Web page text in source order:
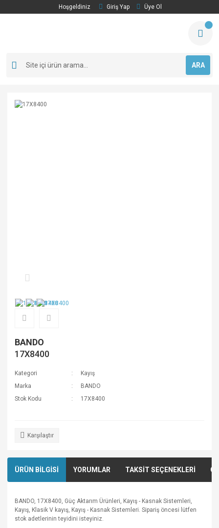
Hoşgeldiniz Giriş Yap Üye Ol
ARA
BANDO
17X8400
Kategori
Kayış
Marka
BANDO
Stok Kodu
17X8400
Karşılaştır
ÜRÜN BİLGİSİ YORUMLAR TAKSİT SEÇENEKLERİ
BANDO, 17X8400, Güç Aktarım Ürünleri, Kayış - Kasnak Sistemleri,
Kayış, Klasik V kayış, Kayış - Kasnak Sistemleri. Sipariş öncesi lütfen
stok adetlerinin teyidini isteyiniz.